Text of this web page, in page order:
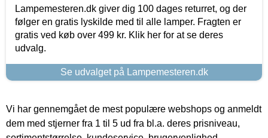
Lampemesteren.dk giver dig 100 dages returret, og der
følger en gratis lyskilde med til alle lamper. Fragten er
gratis ved køb over 499 kr. Klik her for at se deres
udvalg.
Se udvalget på Lampemesteren.dk
Vi har gennemgået de mest populære webshops og anmeldt
dem med stjerner fra 1 til 5 ud fra bl.a. deres prisniveau,